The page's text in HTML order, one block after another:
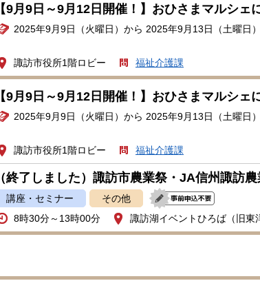
【9月9日～9月12日開催！】おひさまマルシェ
2025年9月9日（火曜日）から 2025年9月13日（土曜日
諏訪市役所1階ロビー
福祉介護課
【9月9日～9月12日開催！】おひさまマルシェ
2025年9月9日（火曜日）から 2025年9月13日（土曜日
諏訪市役所1階ロビー
福祉介護課
（終了しました）諏訪市農業祭・JA信州諏訪
講座・セミナー
その他
8時30分～13時00分
諏訪湖イベントひろば（旧東